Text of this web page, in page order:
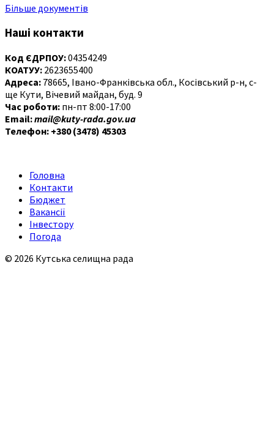
Більше документів
Наші контакти
Код ЄДРПОУ:04354249
КОАТУУ: 2623655400
Адреса: 78665, Івано-Франківська обл., Косівський р-н, с-
ще Кути, Вічевий майдан, буд. 9
Час роботи: пн-пт 8:00-17:00
Email:mail@kuty-rada.gov.ua
Телефон: +380 (3478) 45303
Головна
Контакти
Бюджет
Вакансії
Інвестору
Погода
© 2026 Кутська селищна рада